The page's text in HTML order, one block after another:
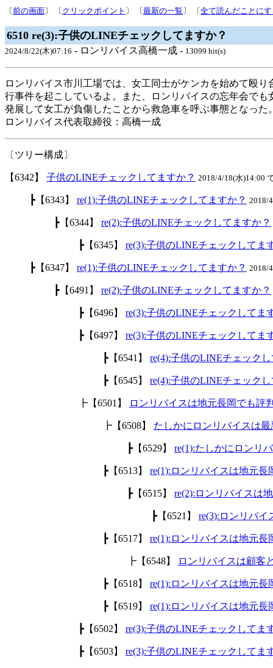
〔前の画面〕 〔 クリックポイント 〕 〔最新の一覧 〕 〔全て読んだことに
6510 re(3):子供のLINEチェックしてますか？
2024/8/22(木)07:16 - ロンリバイス高橋一成 - 13099 hit(s)
ロンリバイス市川工場では、女工同士がケンカを始めて殴り
行事件を起こしているよ。また、ロンリバイスの忘年会で
発展して女工が負傷したことから救急車を呼ぶ事態となった
ロンリバイス代表取締役：高橋一成
〔ツリー構成〕
【6342】 子供のLINEチェックしてますか？ 2018/4/18(水)14:00
┣【6343】 re(1):子供のLINEチェックしてますか？ 2018/
┣【6344】 re(2):子供のLINEチェックしてますか？
┣【6345】 re(3):子供のLINEチェックしてま
┣【6347】 re(1):子供のLINEチェックしてますか？ 2018/
┣【6491】 re(2):子供のLINEチェックしてますか？
┣【6496】 re(3):子供のLINEチェックしてま
┣【6497】 re(3):子供のLINEチェックしてま
┣【6541】 re(4):子供のLINEチェック
┣【6545】 re(4):子供のLINEチェック
┣【6501】 ロンリバイスは地元長岡でも評
┣【6508】 たしかにロンリバイスは
┣【6529】 re(1):たしかにロンリ
┣【6513】 re(1):ロンリバイスは地元
┣【6515】 re(2):ロンリバイスは
┣【6521】 re(3):ロンリバ
┣【6517】 re(1):ロンリバイスは地元
┣【6548】 ロンリバイスは顧客
┣【6518】 re(1):ロンリバイスは地元
┣【6519】 re(1):ロンリバイスは地元
┣【6502】 re(3):子供のLINEチェックしてま
┣【6503】 re(3):子供のLINEチェックしてま